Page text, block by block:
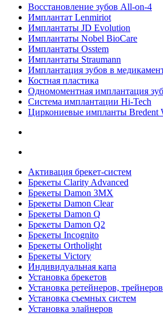
Восстановление зубов All‑on‑4
Имплантат Lenmiriot
Имплантаты JD Evolution
Имплантаты Nobel BioСare
Имплантаты Osstem
Имплантаты Straumann
Имплантация зубов в
Костная пластика
Одномоментная имплантация
Система имплантации Hi-Tech
Циркониевые импланты Bredent
Активация брекет-систем
Брекеты Clarity Advanced
Брекеты Damon 3MX
Брекеты Damon Clear
Брекеты Damon Q
Брекеты Damon Q2
Брекеты Incognito
Брекеты Ortholight
Брекеты Victory
Индивидуальная капа
Установка брекетов
Установка ретейнеров, трейнеров
Установка съемных систем
Установка элайнеров